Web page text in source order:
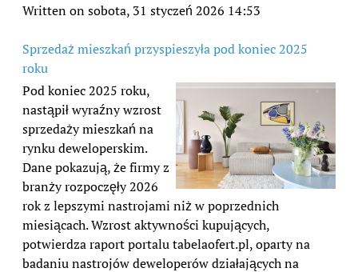
Written on sobota, 31 styczeń 2026 14:53
Sprzedaż mieszkań przyspieszyła pod koniec 2025
roku
Pod koniec 2025 roku,
nastąpił wyraźny wzrost
sprzedaży mieszkań na
rynku deweloperskim.
Dane pokazują, że firmy z
branży rozpoczęły 2026
rok z lepszymi nastrojami niż w poprzednich
miesiącach. Wzrost aktywności kupujących,
potwierdza raport portalu tabelaofert.pl, oparty na
badaniu nastrojów deweloperów działających na